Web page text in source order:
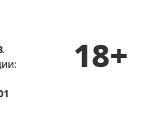
18+